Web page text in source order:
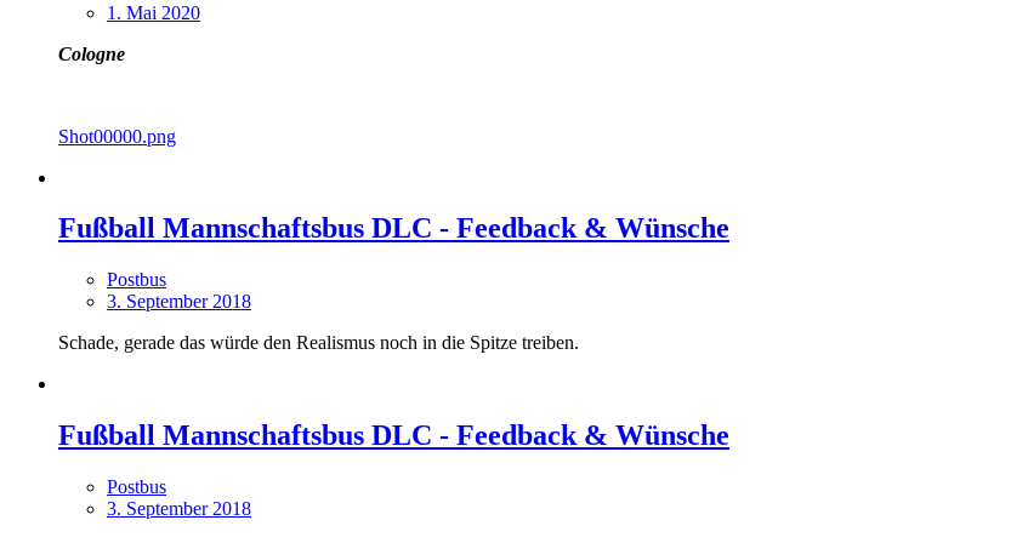
1. Mai 2020
Cologne
Shot00000.png
Fußball Mannschaftsbus DLC - Feedback & Wünsche
Postbus
3. September 2018
Schade, gerade das würde den Realismus noch in die Spitze treiben.
Fußball Mannschaftsbus DLC - Feedback & Wünsche
Postbus
3. September 2018